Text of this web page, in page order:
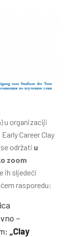
u organizaciji
Career Clay
održati u
zoom
ih sljedeći
rasporedu:
–
„Clay